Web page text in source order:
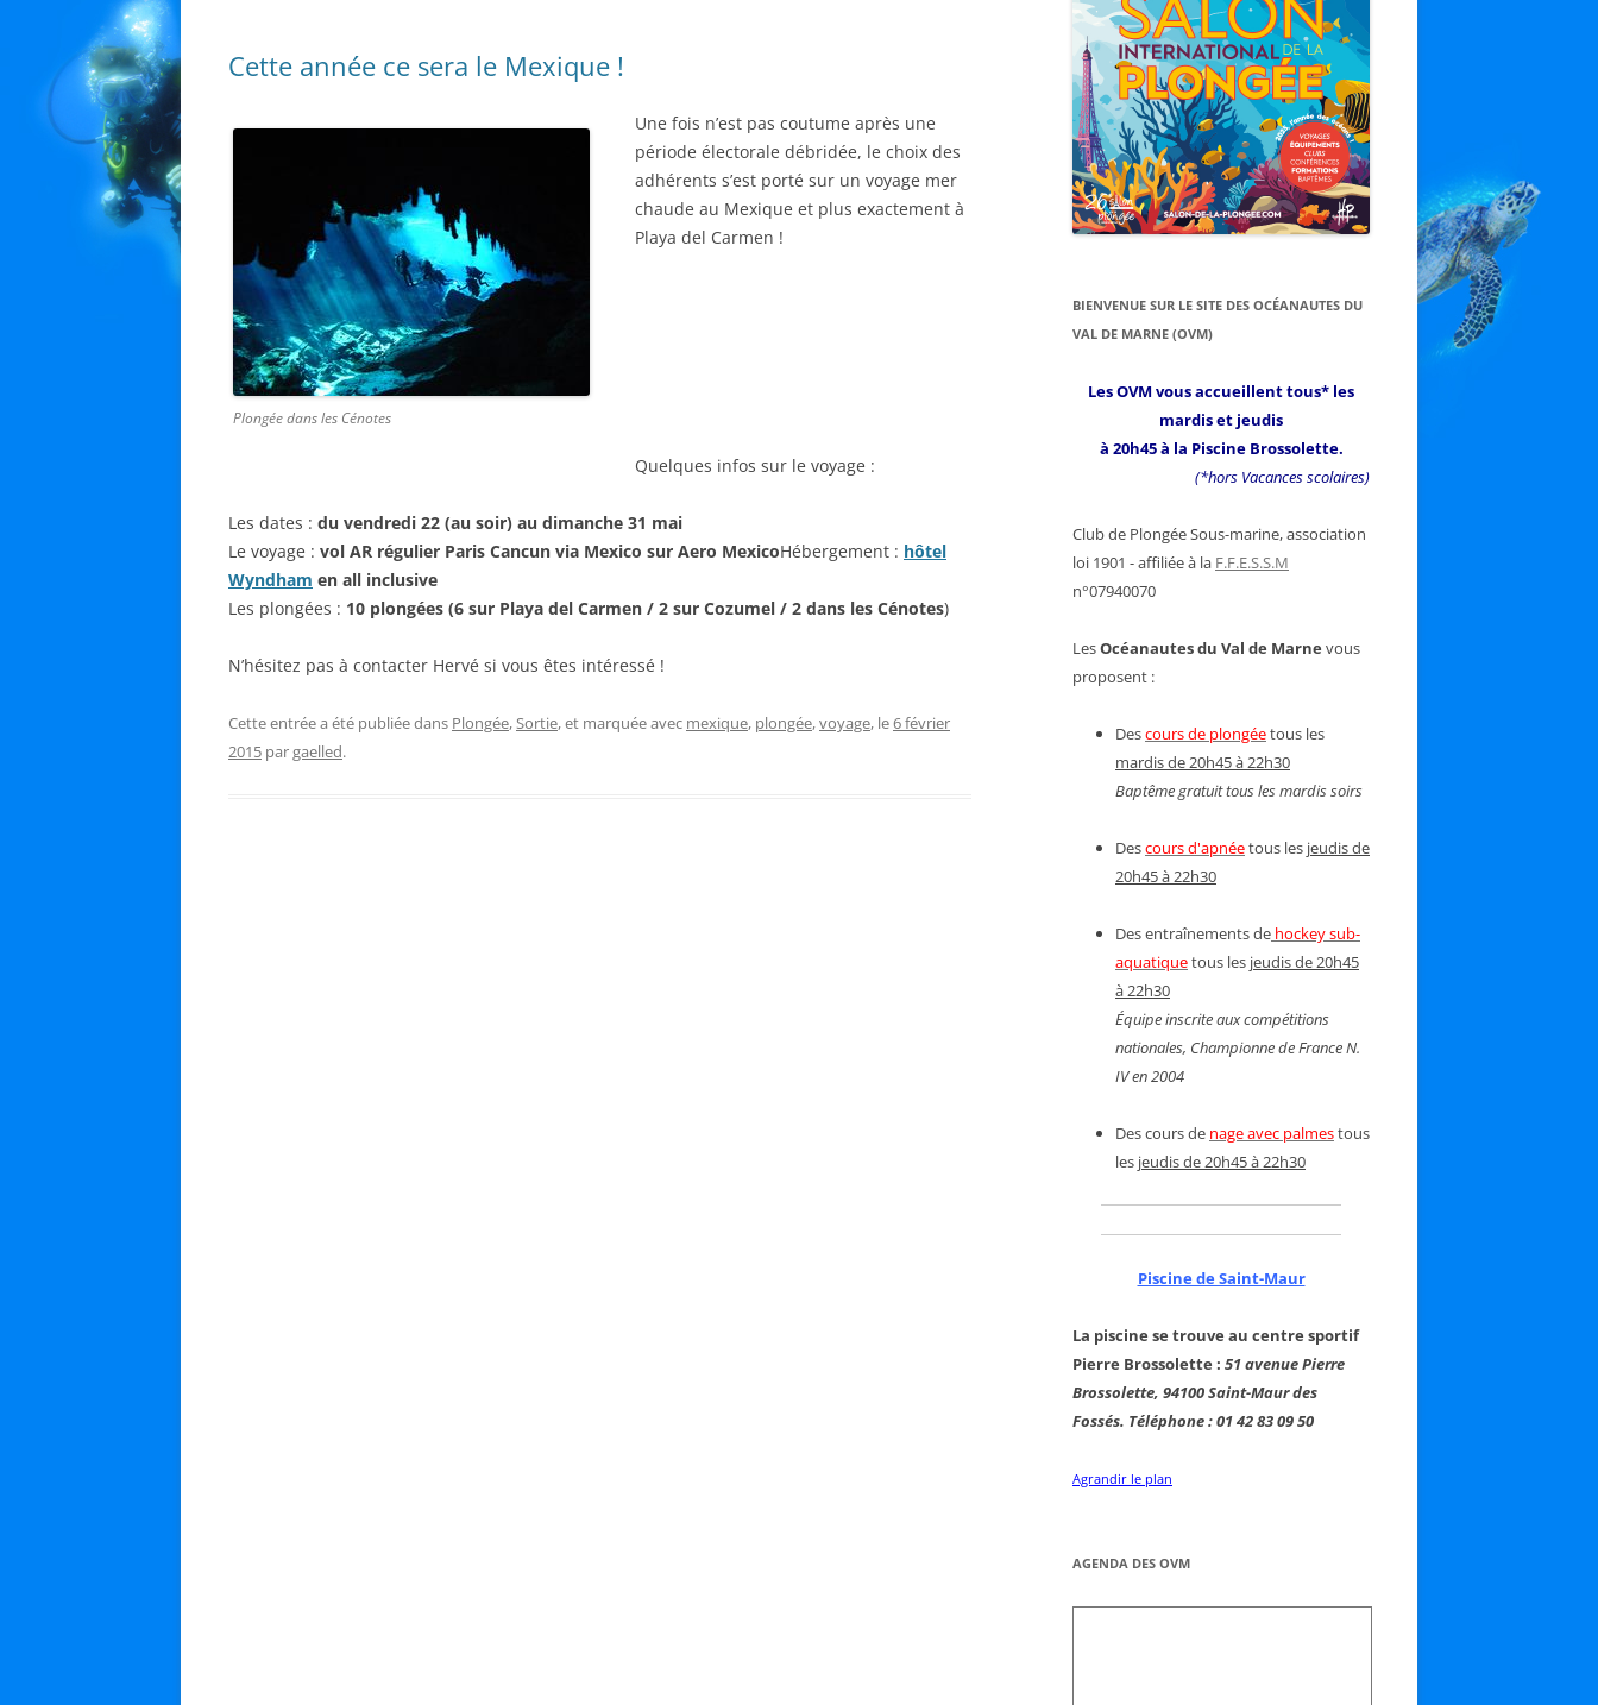
Cette année ce sera le Mexique !
Plongée dans les Cénotes
Une fois n’est pas coutume après une
période électorale débridée, le choix des
adhérents s’est porté sur un voyage mer
chaude au Mexique et plus exactement à
Playa del Carmen !
Quelques infos sur le voyage :
Les dates : du vendredi 22 (au soir) au dimanche 31 mai
Le voyage : vol AR régulier Paris Cancun via Mexico sur Aero MexicoHébergement : hôtel
Wyndham en all inclusive
Les plongées : 10 plongées (6 sur Playa del Carmen / 2 sur Cozumel / 2 dans les Cénotes)
N’hésitez pas à contacter Hervé si vous êtes intéressé !
Cette entrée a été publiée dans Plongée, Sortie, et marquée avec mexique, plongée,voyage, le6 février
2015 pargaelled.
BIENVENUE SUR LE SITE DES OCÉANAUTES DU
VAL DE MARNE (OVM)
Les OVM vous accueillent tous* les
mardis et jeudis
à 20h45 à la Piscine Brossolette.
(*hors Vacances scolaires)
Club de Plongée Sous-marine, association
loi 1901 - affiliée à la F.F.E.S.S.M
n°07940070
LesOcéanautes du Val de Marne vous
proposent :
Descours de plongéetous les
mardis de 20h45 à 22h30
Baptême gratuit tous les mardis soirs
Descours d'apnéetous les jeudis de
20h45 à 22h30
Des entraînements de hockey sub-
aquatiquetous les jeudis de 20h45
à 22h30
Équipe inscrite aux compétitions
nationales, Championne de France N.
IV en 2004
Des cours de nage avec palmestous
les jeudis de 20h45 à 22h30
Piscine de Saint-Maur
La piscine se trouve au centre sportif
Pierre Brossolette : 51 avenue Pierre
Brossolette, 94100 Saint-Maur des
Fossés. Téléphone : 01 42 83 09 50
Agrandir le plan
AGENDA DES OVM